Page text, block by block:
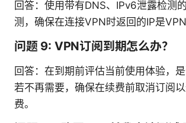
回答：使用带有DNS、IPv6泄露检测
测，确保在连接VPN时返回的IP是VPN
问题 9: VPN订阅到期怎么办？
回答：在到期前评估当前使用体验，是
若不再需要，确保在续费前取消订阅
费。